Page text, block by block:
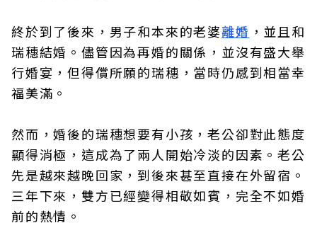
終於到了後來，男子和本來的老婆離婚 ，並且和
瑞穗結婚。儘管因為再婚的關係，並沒有盛大舉
行婚宴，但得償所願的瑞穗，當時仍感到相當幸
福美滿。
然而，婚後的瑞穗想要有小孩，老公卻對此態度
顯得消極，這成為了兩人開始冷淡的因素。老公
先是越來越晚回家，到後來甚至直接在外留宿。
三年下來，雙方已經變得相敬如賓，完全不如婚
前的熱情。